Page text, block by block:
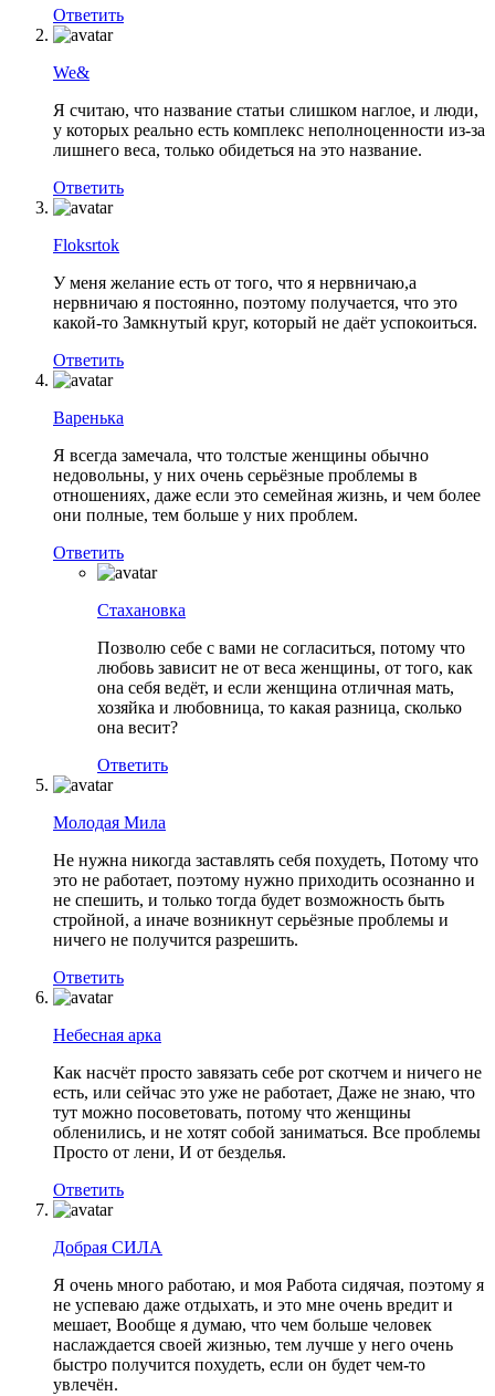
Ответить
We&
Я считаю, что название статьи слишком наглое, и люди,
у которых реально есть комплекс неполноценности из-за
лишнего веса, только обидеться на это название.
Ответить
Floksrtok
У меня желание есть от того, что я нервничаю,а
нервничаю я постоянно, поэтому получается, что это
какой-то Замкнутый круг, который не даёт успокоиться.
Ответить
Варенька
Я всегда замечала, что толстые женщины обычно
недовольны, у них очень серьёзные проблемы в
отношениях, даже если это семейная жизнь, и чем более
они полные, тем больше у них проблем.
Ответить
Стахановка
Позволю себе с вами не согласиться, потому что
любовь зависит не от веса женщины, от того, как
она себя ведёт, и если женщина отличная мать,
хозяйка и любовница, то какая разница, сколько
она весит?
Ответить
Молодая Мила
Не нужна никогда заставлять себя похудеть, Потому что
это не работает, поэтому нужно приходить осознанно и
не спешить, и только тогда будет возможность быть
стройной, а иначе возникнут серьёзные проблемы и
ничего не получится разрешить.
Ответить
Небесная арка
Как насчёт просто завязать себе рот скотчем и ничего не
есть, или сейчас это уже не работает, Даже не знаю, что
тут можно посоветовать, потому что женщины
обленились, и не хотят собой заниматься. Все проблемы
Просто от лени, И от безделья.
Ответить
Добрая СИЛА
Я очень много работаю, и моя Работа сидячая, поэтому я
не успеваю даже отдыхать, и это мне очень вредит и
мешает, Вообще я думаю, что чем больше человек
наслаждается своей жизнью, тем лучше у него очень
быстро получится похудеть, если он будет чем-то
увлечён.